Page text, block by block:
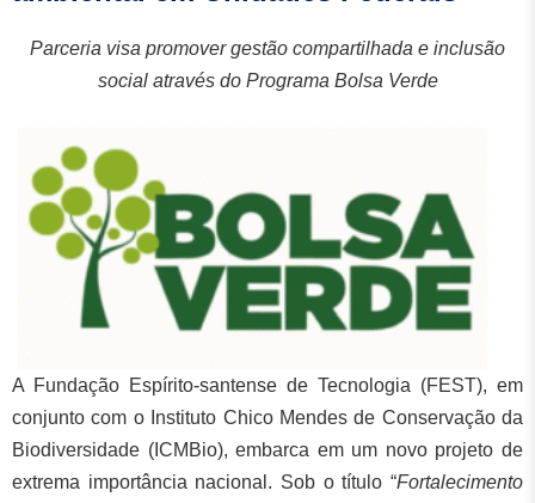
Parceria visa promover gestão compartilhada e inclusão
social através do Programa Bolsa Verde
A Fundação Espírito-santense de Tecnologia (FEST), em
conjunto com o Instituto Chico Mendes de Conservação da
Biodiversidade (ICMBio), embarca em um novo projeto de
extrema importância nacional. Sob o título “Fortalecimento